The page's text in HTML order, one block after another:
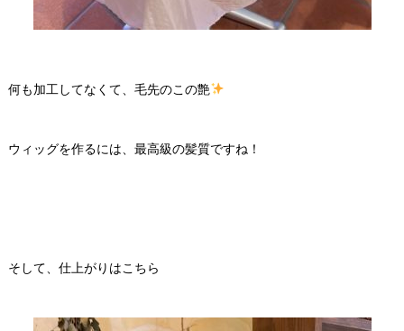
何も加工してなくて、毛先のこの艶
ウィッグを作るには、最高級の髪質ですね！
そして、仕上がりはこちら